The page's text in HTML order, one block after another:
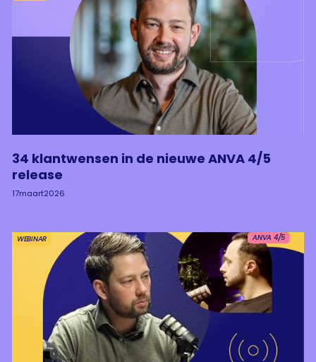
34 klantwensen in de nieuwe ANVA 4/5
release
17maart2026
ANVA 4/5
WEBINAR